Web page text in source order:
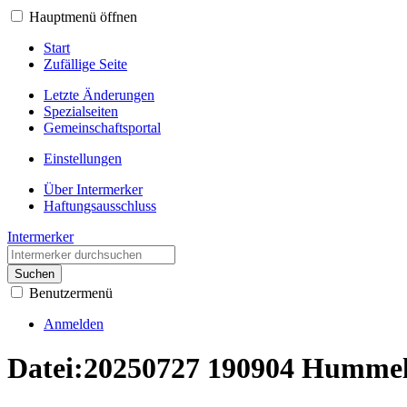
Hauptmenü öffnen
Start
Zufällige Seite
Letzte Änderungen
Spezialseiten
Gemeinschafts­portal
Einstellungen
Über Intermerker
Haftungsausschluss
Intermerker
Suchen
Benutzermenü
Anmelden
Datei:20250727 190904